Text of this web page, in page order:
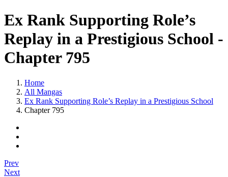
Ex Rank Supporting Role’s
Replay in a Prestigious School -
Chapter 795
Home
All Mangas
Ex Rank Supporting Role’s Replay in a Prestigious School
Chapter 795
Prev
Next